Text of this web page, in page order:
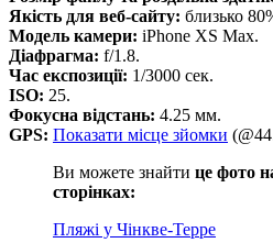
Якість для веб-сайту: близько
Модель камери: iPhone XS Max.
Діафрагма: f/1.8.
Час експозиції: 1/3000 сек.
ISO: 25.
Фокусна відстань: 4.25 мм.
GPS: Показати місце зйомки
Ви можете знайти це фото
сторінках:
Пляжі у Чінкве-Терре